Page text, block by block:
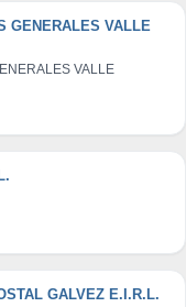
GENERALES VALLE
VALLE
GALVEZ E.I.R.L.